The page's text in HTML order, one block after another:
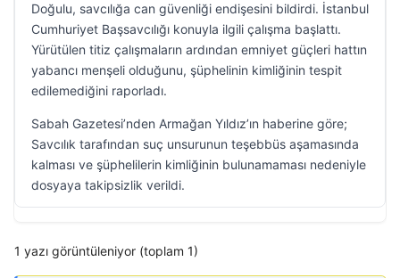
Doğulu, savcılığa can güvenliği endişesini bildirdi. İstanbul
Cumhuriyet Başsavcılığı konuyla ilgili çalışma başlattı.
Yürütülen titiz çalışmaların ardından emniyet güçleri hattın
yabancı menşeli olduğunu, şüphelinin kimliğinin tespit
edilemediğini raporladı.
Sabah Gazetesi’nden Armağan Yıldız’ın haberine göre;
Savcılık tarafından suç unsurunun teşebbüs aşamasında
kalması ve şüphelilerin kimliğinin bulunamaması nedeniyle
dosyaya takipsizlik verildi.
1 yazı görüntüleniyor (toplam 1)